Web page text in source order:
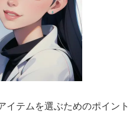
イテムを選ぶためのポイント